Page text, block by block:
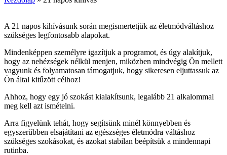
A 21 napos kihívásunk során megismertetjük az életmódváltáshoz
szükséges legfontosabb alapokat.
Mindenképpen személyre igazítjuk a programot, és úgy alakítjuk,
hogy az nehézségek nélkül menjen, miközben mindvégig Ön mellett
vagyunk és folyamatosan támogatjuk, hogy sikeresen eljuttassuk az
Ön által kitűzött célhoz!
Ahhoz, hogy egy jó szokást kialakítsunk, legalább 21 alkalommal
meg kell azt ismételni.
Arra figyelünk tehát, hogy segítsünk minél könnyebben és
egyszerűbben elsajátítani az egészséges életmódra váltáshoz
szükséges szokásokat, és azokat stabilan beépítsük a mindennapi
rutinba.